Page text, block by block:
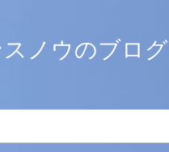
ノウのブログ